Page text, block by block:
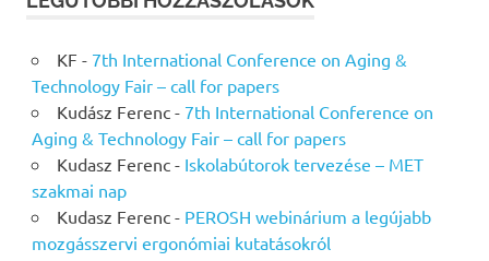
KF - 7th International Conference on Aging &
Technology Fair – call for papers
Kudász Ferenc- 7th International Conference on
Aging & Technology Fair – call for papers
Kudasz Ferenc- Iskolabútorok tervezése – MET
szakmai nap
Kudasz Ferenc- PEROSH webinárium a legújabb
mozgásszervi ergonómiai kutatásokról